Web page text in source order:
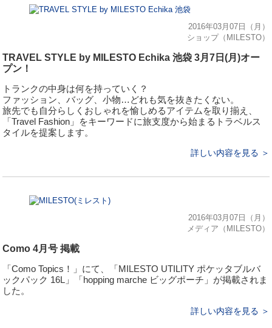
2016年03月07日（月）
ショップ（MILESTO）
TRAVEL STYLE by MILESTO Echika 池袋 3月7日(月)オー
プン！
トランクの中身は何を持っていく？
ファッション、バッグ、小物…どれも気を抜きたくない。
旅先でも自分らしくおしゃれを愉しめるアイテムを取り揃え、
「Travel Fashion」をキーワードに旅支度から始まるトラベルス
タイルを提案します。
詳しい内容を見る ＞
2016年03月07日（月）
メディア（MILESTO）
Como 4月号 掲載
「Como Topics！」にて、「MILESTO UTILITY ポケッタブルバ
ックパック 16L」「hopping marche ビッグポーチ」が掲載されま
した。
詳しい内容を見る ＞